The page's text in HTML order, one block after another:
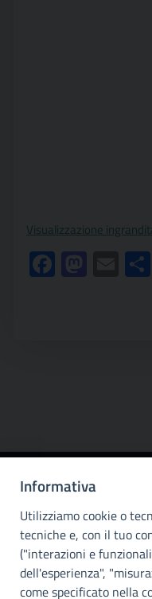
Visualizzazione
Facebook
Città
Palermo
INFO E CONTATTI
I nostri canali social
Informativa
Utilizziamo cookie o
tecniche e, con il tuo
("interazioni e
dell'esperienza",
come specificato nella